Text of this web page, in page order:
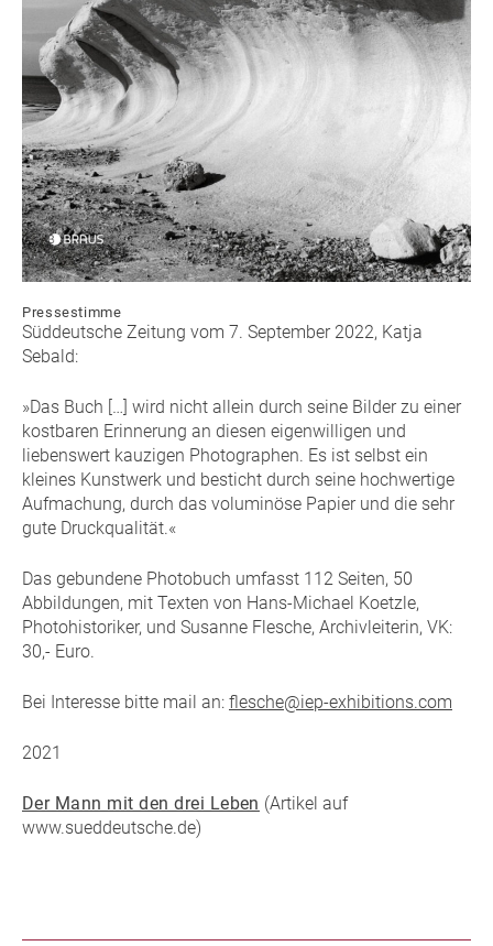
Pressestimme
Süddeutsche Zeitung vom 7. September 2022, Katja
Sebald:
»Das Buch […] wird nicht allein durch seine Bilder zu einer
kostbaren Erinnerung an diesen eigenwilligen und
liebenswert kauzigen Photographen. Es ist selbst ein
kleines Kunstwerk und besticht durch seine hochwertige
Aufmachung, durch das voluminöse Papier und die sehr
gute Druckqualität.«
Das gebundene Photobuch umfasst 112 Seiten, 50
Abbildungen, mit Texten von Hans-Michael Koetzle,
Photohistoriker, und Susanne Flesche, Archivleiterin, VK:
30,- Euro.
Bei Interesse bitte mail an: flesche@iep-exhibitions.com
2021
Der Mann mit den drei Leben (Artikel auf
www.sueddeutsche.de)